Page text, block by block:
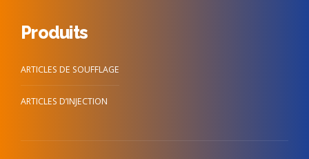
Produits
ARTICLES DE SOUFFLAGE
ARTICLES D’INJECTION